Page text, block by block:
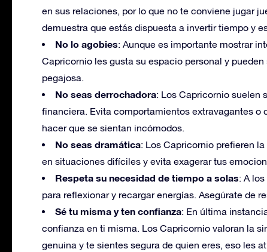
en sus relaciones, por lo que no te conviene jugar
demuestra que estás dispuesta a invertir tiempo y
No lo agobies: Aunque es importante mostrar
Capricornio les gusta su espacio personal y
pegajosa.
No seas derrochadora: Los Capricornio suelen
financiera. Evita comportamientos extravagantes o
hacer que se sientan incómodos.
No seas dramática: Los Capricornio prefieren
en situaciones difíciles y evita exagerar tus
Respeta su necesidad de tiempo a solas: A
para reflexionar y recargar energías. Asegúrate de
Sé tu misma y ten confianza: En última
confianza en ti misma. Los Capricornio valoran la
genuina y te sientes segura de quien eres, eso les